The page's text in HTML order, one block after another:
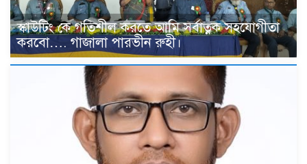
স্কাউটিং কে গতিশীল করতে আমি সর্বাত্নক সহযোগীতা
করবো…. গাজালা পারভীন রুহী।